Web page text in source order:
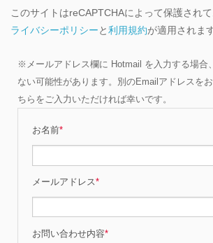
このサイトはreCAPTCHAによって保護され
ライバシーポリシーと利用規約が適用されます
※メールアドレス欄に Hotmail を入力する場合
ない可能性があります。別のEmailアドレスを
ちらをご入力いただければ幸いです。
お名前*
メールアドレス*
お問い合わせ内容*